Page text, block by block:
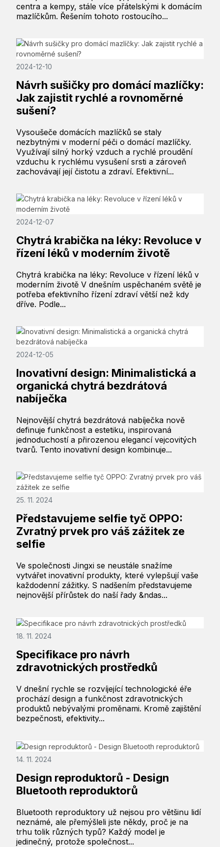
centra a kempy, stále více přátelskými k domácím
mazlíčkům. Řešením tohoto rostoucího...
2024-12-10
Návrh sušičky pro domácí mazlíčky:
Jak zajistit rychlé a rovnoměrné
sušení?
Vysoušeče domácích mazlíčků se staly
nezbytnými v moderní péči o domácí mazlíčky.
Využívají silný horký vzduch a rychlé proudění
vzduchu k rychlému vysušení srsti a zároveň
zachovávají její čistotu a zdraví. Efektivní...
2024-12-07
Chytrá krabička na léky: Revoluce v
řízení léků v moderním životě
Chytrá krabička na léky: Revoluce v řízení léků v
moderním životě V dnešním uspěchaném světě je
potřeba efektivního řízení zdraví větší než kdy
dříve. Podle...
2024-12-05
Inovativní design: Minimalistická a
organická chytrá bezdrátová
nabíječka
Nejnovější chytrá bezdrátová nabíječka nově
definuje funkčnost a estetiku, inspirovaná
jednoduchostí a přirozenou elegancí vejcovitých
tvarů. Tento inovativní design kombinuje...
25. 11. 2024
Představujeme selfie tyč OPPO:
Zvratný prvek pro váš zážitek ze
selfie
Ve společnosti Jingxi se neustále snažíme
vytvářet inovativní produkty, které vylepšují vaše
každodenní zážitky. S nadšením představujeme
nejnovější přírůstek do naší řady &ndas...
18. 11. 2024
Specifikace pro návrh
zdravotnických prostředků
V dnešní rychle se rozvíjející technologické éře
prochází design a funkčnost zdravotnických
produktů nebývalými proměnami. Kromě zajištění
bezpečnosti, efektivity...
14. 11. 2024
Design reproduktorů - Design
Bluetooth reproduktorů
Bluetooth reproduktory už nejsou pro většinu lidí
neznámé, ale přemýšleli jste někdy, proč je na
trhu tolik různých typů? Každý model je
jedinečný, protože společnost...